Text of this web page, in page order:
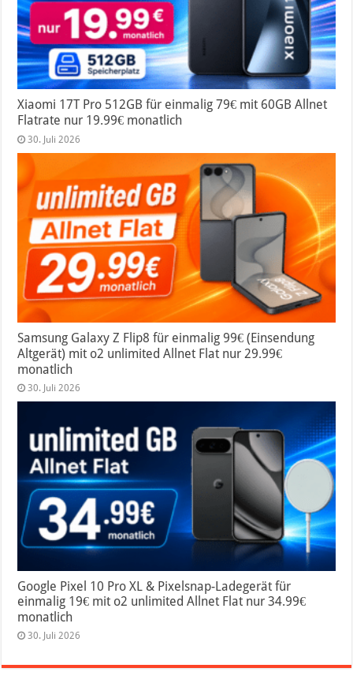
Xiaomi 17T Pro 512GB für einmalig 79€ mit 60GB Allnet
Flatrate nur 19.99€ monatlich
30. Juli 2026
Samsung Galaxy Z Flip8 für einmalig 99€ (Einsendung
Altgerät) mit o2 unlimited Allnet Flat nur 29.99€
monatlich
30. Juli 2026
Google Pixel 10 Pro XL & Pixelsnap-Ladegerät für
einmalig 19€ mit o2 unlimited Allnet Flat nur 34.99€
monatlich
30. Juli 2026